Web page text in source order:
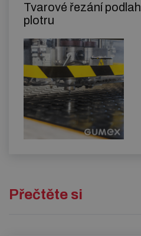
Tvarové řezání
plotru
Přečtěte si